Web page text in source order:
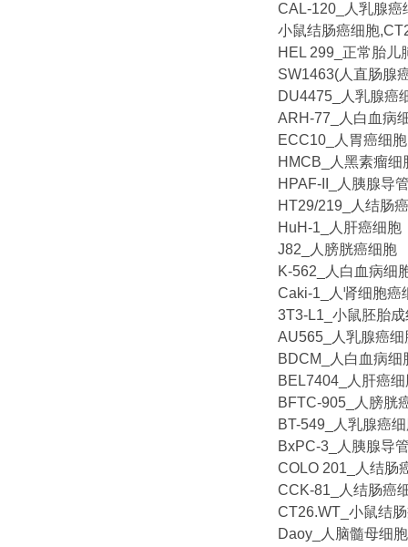
CAL-120_人乳腺癌
小鼠结肠癌细胞
HEL 299_正常胎儿
SW1463(人直肠腺
DU4475_人乳腺癌
ARH-77_人白血病
ECC10_人胃癌细胞
HMCB_人黑素瘤细
HPAF-II_人胰腺导
HT29/219_人结肠
HuH-1_人肝癌细胞
J82_人膀胱癌细胞
K-562_人白血病细
Caki-1_人肾细胞癌
3T3-L1_小鼠胚胎
AU565_人乳腺癌细
BDCM_人白血病细
BEL7404_人肝癌细
BFTC-905_人膀胱
BT-549_人乳腺癌
BxPC-3_人胰腺导
COLO 201_人结肠
CCK-81_人结肠癌
CT26.WT_小鼠结
Daoy_人脑髓母细